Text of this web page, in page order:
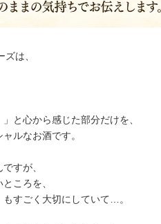
は、
と心から感じた部分だけを、
ルなお酒です。
すが、
ころを、
すごく大切にしていて…。